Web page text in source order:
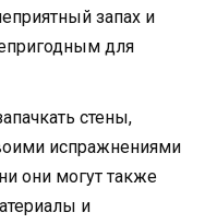
запах и
для
стены,
испражнениями
они могут также
и